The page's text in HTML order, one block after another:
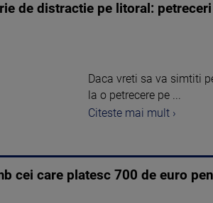
de distractie pe litoral:
Daca vreti sa va simtiti
la o petrecere pe ...
Citeste mai mult ›
cei care platesc 700 de euro